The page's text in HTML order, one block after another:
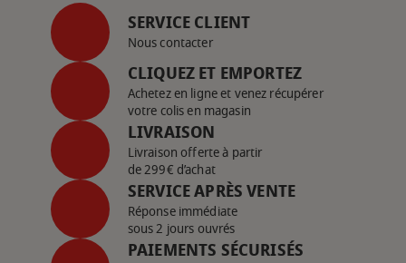
SERVICE CLIENT
Nous contacter
CLIQUEZ ET EMPORTEZ
Achetez en ligne et venez récupérer
votre colis en magasin
LIVRAISON
Livraison offerte à partir
de 299€ d’achat
SERVICE APRÈS VENTE
Réponse immédiate
sous 2 jours ouvrés
PAIEMENTS SÉCURISÉS